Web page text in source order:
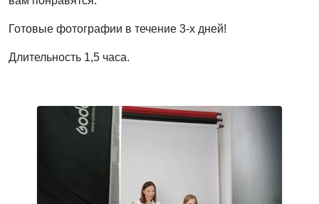
Готовые фотографии в течение 3-х дней!
Длительность 1,5 часа.